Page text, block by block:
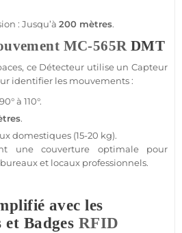
: Jusqu’à 200 mètres.
MC-565RDMT
ce Détecteur utilise unCapteur
identifier les mouvements :
à 110°.
.
domestiques (15-20 kg).
une couverture optimale pour
bureauxet locaux professionnels.
avec les
et Badges RFID